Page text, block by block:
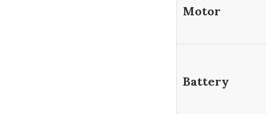
Motor
Battery